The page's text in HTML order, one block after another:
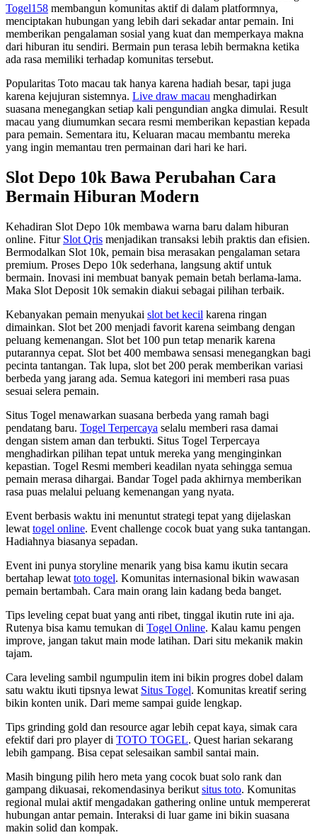
Togel158 membangun komunitas aktif di dalam platformnya,
menciptakan hubungan yang lebih dari sekadar antar pemain. Ini
memberikan pengalaman sosial yang kuat dan memperkaya makna
dari hiburan itu sendiri. Bermain pun terasa lebih bermakna ketika
ada rasa memiliki terhadap komunitas tersebut.
Popularitas Toto macau tak hanya karena hadiah besar, tapi juga
karena kejujuran sistemnya. Live draw macau menghadirkan
suasana menegangkan setiap kali pengundian angka dimulai. Result
macau yang diumumkan secara resmi memberikan kepastian kepada
para pemain. Sementara itu, Keluaran macau membantu mereka
yang ingin memantau tren permainan dari hari ke hari.
Slot Depo 10k Bawa Perubahan Cara
Bermain Hiburan Modern
Kehadiran Slot Depo 10k membawa warna baru dalam hiburan
online. Fitur Slot Qris menjadikan transaksi lebih praktis dan efisien.
Bermodalkan Slot 10k, pemain bisa merasakan pengalaman setara
premium. Proses Depo 10k sederhana, langsung aktif untuk
bermain. Inovasi ini membuat banyak pemain betah berlama-lama.
Maka Slot Deposit 10k semakin diakui sebagai pilihan terbaik.
Kebanyakan pemain menyukai slot bet kecil karena ringan
dimainkan. Slot bet 200 menjadi favorit karena seimbang dengan
peluang kemenangan. Slot bet 100 pun tetap menarik karena
putarannya cepat. Slot bet 400 membawa sensasi menegangkan bagi
pecinta tantangan. Tak lupa, slot bet 200 perak memberikan variasi
berbeda yang jarang ada. Semua kategori ini memberi rasa puas
sesuai selera pemain.
Situs Togel menawarkan suasana berbeda yang ramah bagi
pendatang baru. Togel Terpercaya selalu memberi rasa damai
dengan sistem aman dan terbukti. Situs Togel Terpercaya
menghadirkan pilihan tepat untuk mereka yang menginginkan
kepastian. Togel Resmi memberi keadilan nyata sehingga semua
pemain merasa dihargai. Bandar Togel pada akhirnya memberikan
rasa puas melalui peluang kemenangan yang nyata.
Event berbasis waktu ini menuntut strategi tepat yang dijelaskan
lewat togel online. Event challenge cocok buat yang suka tantangan.
Hadiahnya biasanya sepadan.
Event ini punya storyline menarik yang bisa kamu ikutin secara
bertahap lewat toto togel. Komunitas internasional bikin wawasan
pemain bertambah. Cara main orang lain kadang beda banget.
Tips leveling cepat buat yang anti ribet, tinggal ikutin rute ini aja.
Rutenya bisa kamu temukan di Togel Online. Kalau kamu pengen
improve, jangan takut main mode latihan. Dari situ mekanik makin
tajam.
Cara leveling sambil ngumpulin item ini bikin progres dobel dalam
satu waktu ikuti tipsnya lewat Situs Togel. Komunitas kreatif sering
bikin konten unik. Dari meme sampai guide lengkap.
Tips grinding gold dan resource agar lebih cepat kaya, simak cara
efektif dari pro player di TOTO TOGEL. Quest harian sekarang
lebih gampang. Bisa cepat selesaikan sambil santai main.
Masih bingung pilih hero meta yang cocok buat solo rank dan
gampang dikuasai, rekomendasinya berikut situs toto. Komunitas
regional mulai aktif mengadakan gathering online untuk mempererat
hubungan antar pemain. Interaksi di luar game ini bikin suasana
makin solid dan kompak.